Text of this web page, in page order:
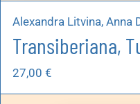
Alexandra Litvina, Anna
Transiberiana,
27,00 €